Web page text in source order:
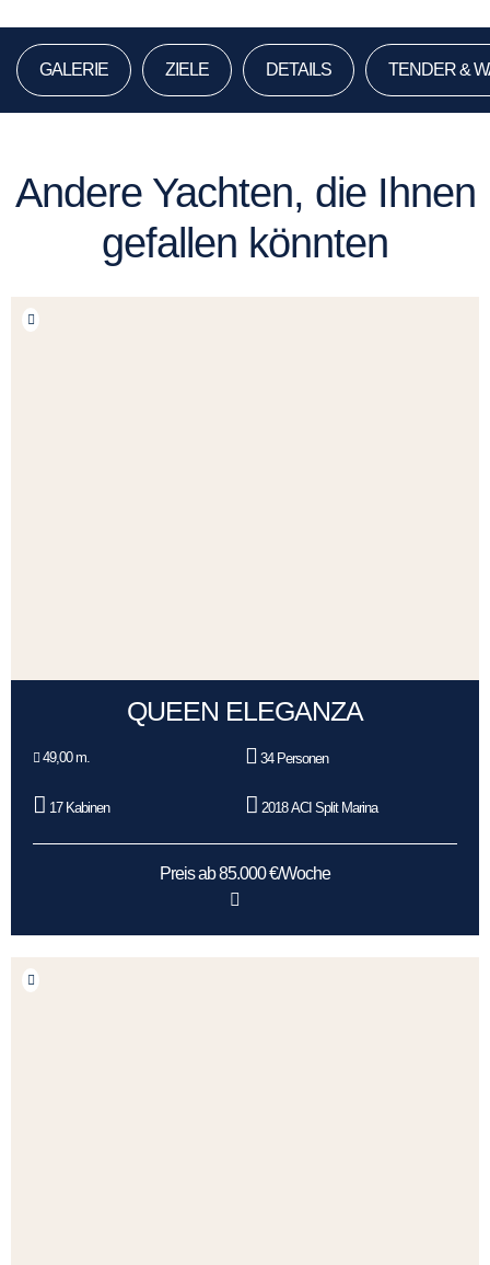
GALERIE ZIELE DETAILS TENDER &
Andere Yachten, die Ihnen
gefallen könnten
QUEEN ELEGANZA
49,00 m. 34 Personen
17 Kabinen 2018 ACI Split Marina
Preis ab 85.000 €/Woche